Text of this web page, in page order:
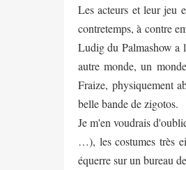
Les acteurs et leur jeu
contretemps, à contre
Ludig du Palmashow a
autre monde, un
Fraize, physiquement
belle bande de zigotos.
Je m'en voudrais
…), les costumes très
équerre sur un bureau